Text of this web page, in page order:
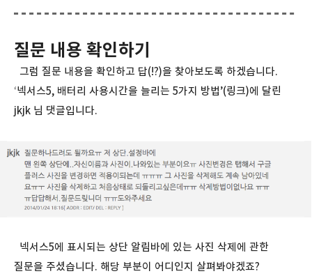
질문 내용 확인하기
그럼 질문 내용을 확인하고 답(!?)을 찾아보도록 하겠습니다.
‘넥서스5, 배터리 사용시간을 늘리는 5가지 방법’(링크)에 달린
jkjk 님 댓글입니다.
넥서스5에 표시되는 상단 알림바에 있는 사진 삭제에 관한
질문을 주셨습니다. 해당 부분이 어디인지 살펴봐야겠죠?